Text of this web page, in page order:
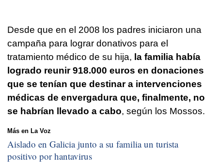
Desde que en el 2008 los padres iniciaron una
campaña para lograr donativos para el
tratamiento médico de su hija, la familia había
logrado reunir 918.000 euros en donaciones
que se tenían que destinar a intervenciones
médicas de envergadura que, finalmente, no
se habrían llevado a cabo, según los Mossos.
Más en La Voz
Aislado en Galicia junto a su familia un turista
positivo por hantavirus